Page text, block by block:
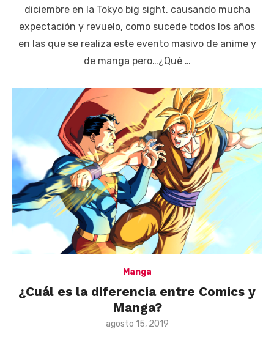
diciembre en la Tokyo big sight, causando mucha
expectación y revuelo, como sucede todos los años
en las que se realiza este evento masivo de anime y
de manga pero…¿Qué …
Manga
¿Cuál es la diferencia entre Comics y
Manga?
Posted
agosto 15, 2019